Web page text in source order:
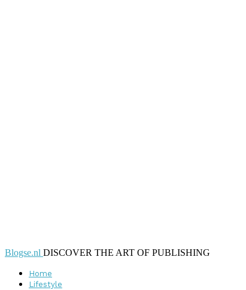
Blogse.nl DISCOVER THE ART OF PUBLISHING
Home
Lifestyle